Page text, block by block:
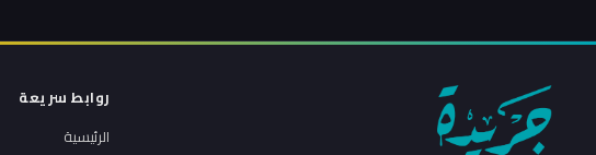
روابط سريعة
الرئيسية